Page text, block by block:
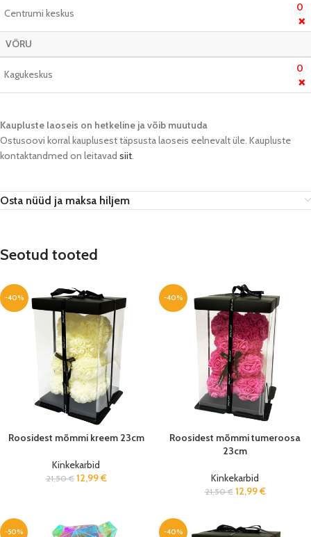
Centrumi keskus 0
❌
VÕRU
Kagukeskus 0
❌
Kaupluste laoseis on hetkeline ja võib muutuda​
Ostusoovi korral kauplusest täpsusta laoseis eelnevalt üle. Kaupluste
kontaktandmed on leitavad siit.
Osta nüüd ja maksa hiljem
Seotud tooted
-40%
Roosidest mõmmi kreem 23cm
Kinkekarbid
21,50€ 12,99€
-40%
Roosidest mõmmi tumeroosa
23cm
Kinkekarbid
21,50€ 12,99€
-50% -40%